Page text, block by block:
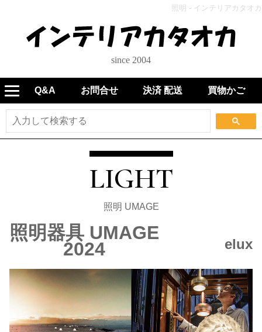
照明 - インテリアカタオカ
since 2004
LIGHT
照明 UMAGE
照明器具 UMAGE
2024 elux
Q&A お問合せ 決済 配送 買物かご